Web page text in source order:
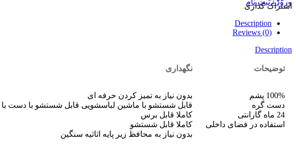
ورود / ثبت نام
اشتراک گذاری
Description
Reviews (0)
Description
توضیحات نگهداری
100% پشم
دست گره
24 ماه گارانتی
استفاده در فضای داخلی
بدون نیاز به تمیز کردن حرفه ای
قابل شستشو با ماشین لباسشویی قابل شستشو با دست با
کاملا قابل برس
کاملا قابل شستشو
بدون نیاز به محافظ زیر پایه اثاثیه سنگین